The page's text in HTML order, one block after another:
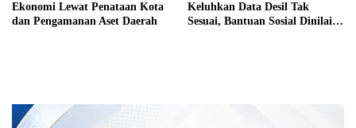
Ekonomi Lewat Penataan Kota
dan Pengamanan Aset Daerah
Keluhkan Data Desil Tak
Sesuai, Bantuan Sosial Dinilai